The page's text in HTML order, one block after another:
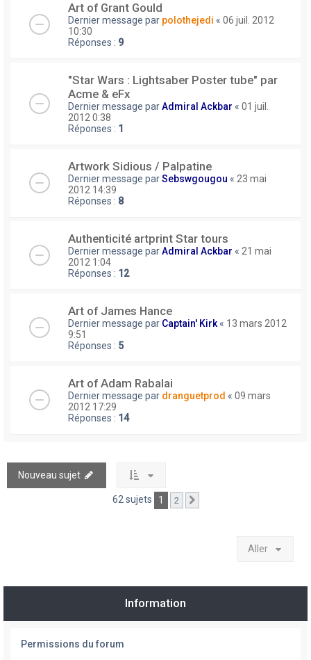
Art of Grant Gould
Dernier message par polothejedi « 06 juil. 2012
10:30
Réponses : 9
"Star Wars : Lightsaber Poster tube" par
Acme & eFx
Dernier message parAdmiral Ackbar « 01 juil.
2012 0:38
Réponses : 1
Artwork Sidious / Palpatine
Dernier message parSebswgougou « 23 mai
2012 14:39
Réponses : 8
Authenticité artprint Star tours
Dernier message parAdmiral Ackbar « 21 mai
2012 1:04
Réponses : 12
Art of James Hance
Dernier message par Captain' Kirk« 13 mars 2012
9:51
Réponses : 5
Art of Adam Rabalai
Dernier message par dranguetprod « 09 mars
2012 17:29
Réponses : 14
Nouveau sujet
62 sujets 1 2
Aller
Information
Permissions du forum